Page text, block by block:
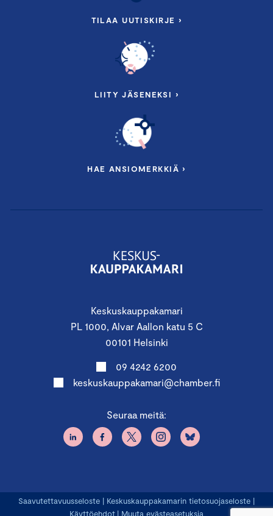
Keskuskauppakamari
PL 1000, Alvar Aallon katu 5 C
00101 Helsinki
09 4242 6200
keskuskauppakamari@chamber.fi
Seuraa meitä:
TILAA UUTISKIRJE ›
LIITY JÄSENEKSI ›
HAE ANSIOMERKKIÄ ›
Saavutettavuusseloste | Keskuskauppakamarin tietosuojaseloste |
Käyttöehdot | Muuta evästeasetuksia